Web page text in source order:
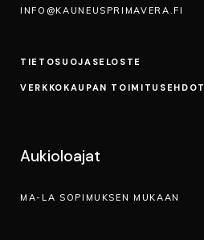
INFO@KAUNEUSPRIMAVERA.FI
TIETOSUOJA­SELOSTE
VERKKOKAUPAN TOIMITUSEHDOT
Aukioloajat
MA-LA SOPIMUKSEN MUKAAN